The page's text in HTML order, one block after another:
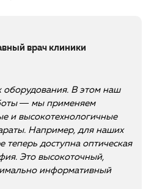
врач клиники
В этом наш
— мы применяем
и высокотехнологичные
Например, для наших
теперь доступна оптическая
Это высокоточный,
информативный